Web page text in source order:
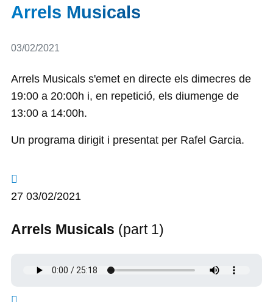
Arrels Musicals
Detalls
03/02/2021
Arrels Musicals s'emet en directe els dimecres de
19:00 a 20:00h i, en repetició, els diumenge de
13:00 a 14:00h.
Un programa dirigit i presentat per Rafel Garcia.
27 03/02/2021
Arrels Musicals (part 1)